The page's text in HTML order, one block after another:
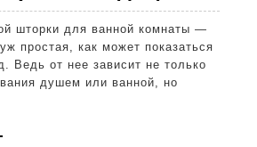
для
простая, как может показаться
Ведь от нее зависит не только
душем или ванной, но